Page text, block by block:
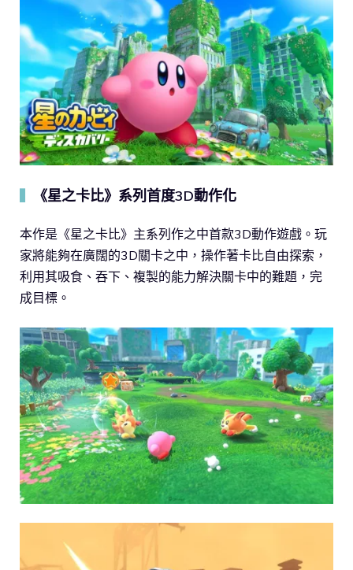
《星之卡比》系列首度3D動作化
本作是《星之卡比》主系列作之中首款3D動作遊戲。玩
家將能夠在廣闊的3D關卡之中，操作著卡比自由探索，
利用其吸食、吞下、複製的能力解決關卡中的難題，完
成目標。